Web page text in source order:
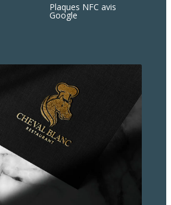
Plaques NFC avis
Google